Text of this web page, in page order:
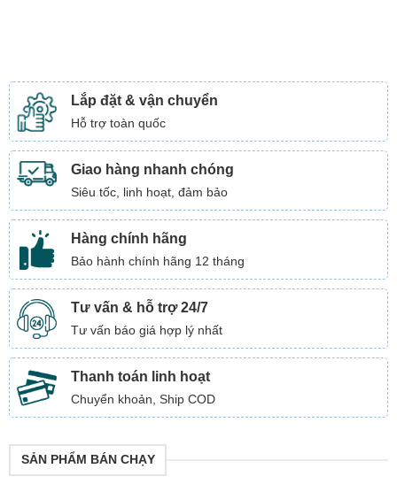
Lắp đặt & vận chuyển
Hỗ trợ toàn quốc
Giao hàng nhanh chóng
Siêu tốc, linh hoạt, đảm bảo
Hàng chính hãng
Bảo hành chính hãng 12 tháng
Tư vấn & hỗ trợ 24/7
Tư vấn báo giá hợp lý nhất
Thanh toán linh hoạt
Chuyển khoản, Ship COD
SẢN PHẨM BÁN CHẠY